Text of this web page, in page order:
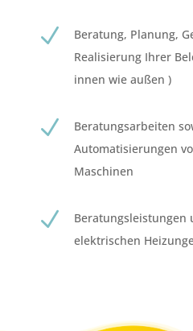
N
Beratung, Planung,
Realisierung Ihrer
innen wie außen )
N
Beratungsarbeiten
Automatisierungen
Maschinen
N
Beratungsleistungen
elektrischen